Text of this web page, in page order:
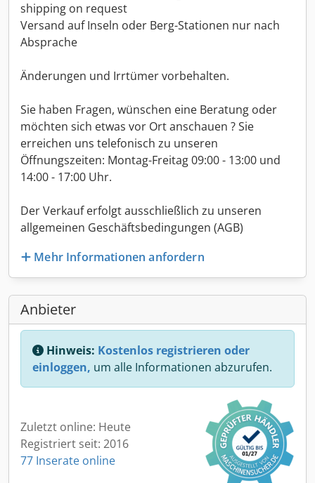
shipping on request
Versand auf Inseln oder Berg-Stationen nur nach
Absprache
Änderungen und Irrtümer vorbehalten.
Sie haben Fragen, wünschen eine Beratung oder
möchten sich etwas vor Ort anschauen ? Sie
erreichen uns telefonisch zu unseren
Öffnungszeiten: Montag-Freitag 09:00 - 13:00 und
14:00 - 17:00 Uhr.
Der Verkauf erfolgt ausschließlich zu unseren
allgemeinen Geschäftsbedingungen (AGB)
Mehr Informationen anfordern
Anbieter
Hinweis: Kostenlos registrieren oder
einloggen, um alle Informationen abzurufen.
Zuletzt online: Heute
Registriert seit: 2016
77 Inserate online